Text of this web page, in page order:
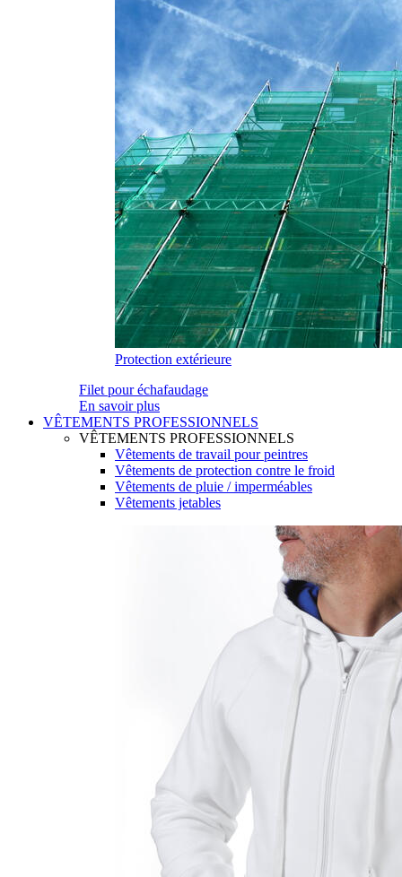
Protection extérieure
Filet pour échafaudage
En savoir plus
VÊTEMENTS PROFESSIONNELS
VÊTEMENTS PROFESSIONNELS
Vêtements de travail pour peintres
Vêtements de protection contre le froid
Vêtements de pluie / imperméables
Vêtements jetables